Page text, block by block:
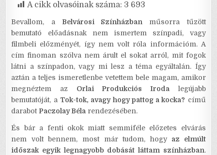
c
e
b
o
o
k
it
te
r
ai
l
ai
l
at
s
A
p
p
ar
e
A cikk olvasóinak száma: 3 693
Bevallom, a Belvárosi Színházban műsorra tűzött
bemutató előadásnak nem ismertem színpadi, vagy
filmbeli előzményét, így nem volt róla információm. A
cím finoman szólva nem árult el sokat arról, mit fogok
látni a színpadon, vagy mi lesz a téma egyáltalán. Így
aztán a teljes ismeretlenbe vetettem bele magam, amikor
megnéztem az Orlai Produkciós Iroda legújabb
bemutatóját, a Tok-tok, avagy hogy pattog a kocka? című
darabotPaczolay Béla rendezésében.
És bár a fenti okok miatt semmiféle előzetes elvárás
nem volt bennem, most már tudom, hogy az elmúlt
időszak egyik legnagyobb dobását láttam színházban.